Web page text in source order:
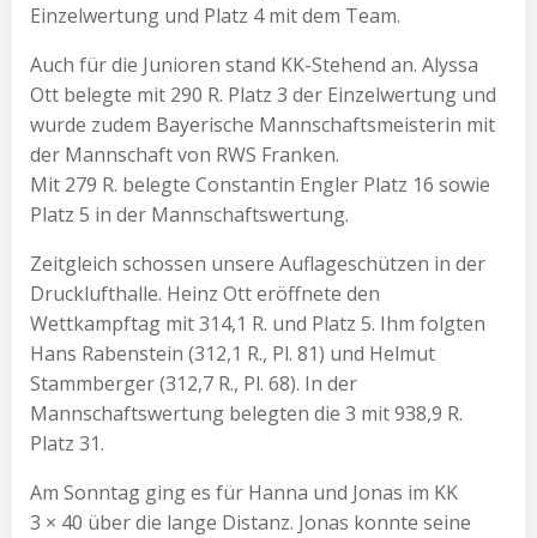
Einzelwertung und Platz 4 mit dem Team.
Auch für die Junioren stand KK-Stehend an. Alyssa
Ott belegte mit 290 R. Platz 3 der Einzelwertung und
wurde zudem Bayerische Mannschaftsmeisterin mit
der Mannschaft von RWS Franken.
Mit 279 R. belegte Constantin Engler Platz 16 sowie
Platz 5 in der Mannschaftswertung.
Zeitgleich schossen unsere Auflageschützen in der
Drucklufthalle. Heinz Ott eröffnete den
Wettkampftag mit 314,1 R. und Platz 5. Ihm folgten
Hans Rabenstein (312,1 R., Pl. 81) und Helmut
Stammberger (312,7 R., Pl. 68). In der
Mannschaftswertung belegten die 3 mit 938,9 R.
Platz 31.
Am Sonntag ging es für Hanna und Jonas im KK
3 × 40 über die lange Distanz. Jonas konnte seine